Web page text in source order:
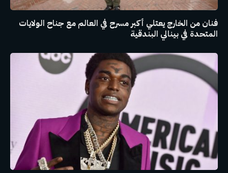
فنان من الخارج يعتلي أكبر مسرح في العالم مع جناح الولايات
المتحدة في بينالي البندقية